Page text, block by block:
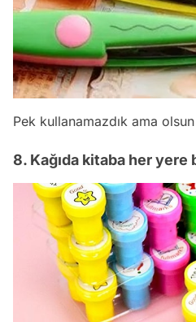
Pek kullanamazdık ama
8. Kağıda kitaba her yere